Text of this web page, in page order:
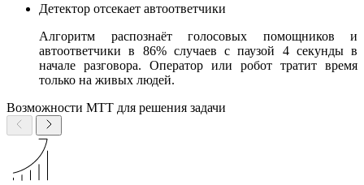
Детектор отсекает автоответчики
Алгоритм распознаёт голосовых помощников и
автоответчики в 86% случаев с паузой 4 секунды в
начале разговора. Оператор или робот тратит время
только на живых людей.
Возможности МТТ для решения задачи